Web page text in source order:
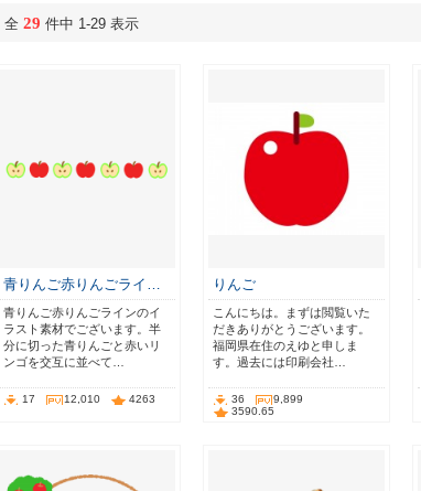
全 29 件中 1-29 表示
青りんご赤りんごライ…
青りんご赤りんごラインのイ
ラスト素材でございます。半
分に切った青りんごと赤いリ
ンゴを交互に並べて…
17 12,010 4263
りんご
こんにちは。まずは閲覧いた
だきありがとうございます。
福岡県在住のえゆと申しま
す。過去には印刷会社…
36
9,899
3590.65